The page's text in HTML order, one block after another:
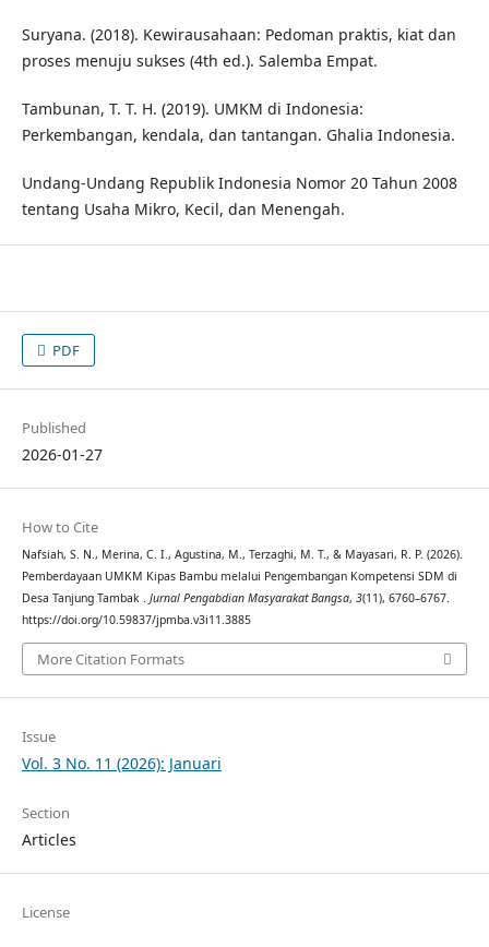
Suryana. (2018). Kewirausahaan: Pedoman praktis, kiat dan
proses menuju sukses (4th ed.). Salemba Empat.
Tambunan, T. T. H. (2019). UMKM di Indonesia:
Perkembangan, kendala, dan tantangan. Ghalia Indonesia.
Undang-Undang Republik Indonesia Nomor 20 Tahun 2008
tentang Usaha Mikro, Kecil, dan Menengah.
PDF
Published
2026-01-27
How to Cite
Nafsiah, S. N., Merina, C. I., Agustina, M., Terzaghi, M. T., & Mayasari, R. P. (2026).
Pemberdayaan UMKM Kipas Bambu melalui Pengembangan Kompetensi SDM di
Desa Tanjung Tambak . Jurnal Pengabdian Masyarakat Bangsa, 3(11), 6760–6767.
https://doi.org/10.59837/jpmba.v3i11.3885
More Citation Formats
Issue
Vol. 3 No. 11 (2026): Januari
Section
Articles
License